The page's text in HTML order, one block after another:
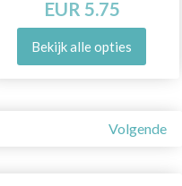
EUR 5.75
Bekijk alle opties
Volgende